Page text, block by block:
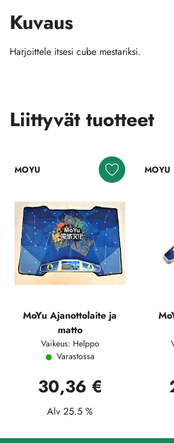
Kuvaus
Harjoittele itsesi cube mestariksi.
Liittyvät tuotteet
MOYU
MoYu Ajanottolaite ja
matto
Vaikeus: Helppo
Varastossa
30,36 €
Alv 25.5 %
MOYU